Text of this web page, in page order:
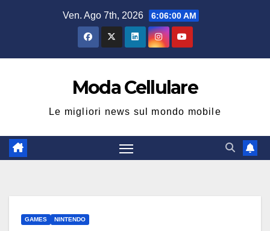
Ven. Ago 7th, 2026 6:06:01 AM
Moda Cellulare
Le migliori news sul mondo mobile
GAMES NINTENDO